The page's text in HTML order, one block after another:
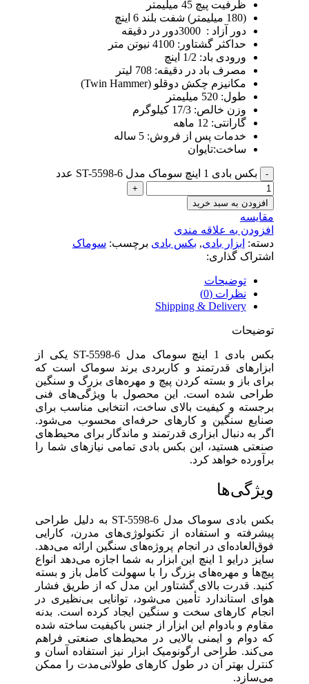
ظرفیت پیچ 45 میلیمتر
(180 میلیمتر) شفت بلند 6 اینچ
دور آزاد : 3000دور در دقیقه
حداکثر گشتاور: 4100 نیوتن متر
ورودی باد: 1/2 اینچ
مصرف باد در دقیقه: 708 لیتر
مکانیزم چکش دوقلو (Twin Hammer)
طول: 520 میلیمتر
وزن خالص: 17/3 کیلوگرم
گارانتی: 12 ماهه
خدمات پس از فروش: 5 ساله
ساخت:تایوان
بکس بادی 1 اینچ سوماک مدل ST-5598-6 عدد
افزودن به سبد خرید
مقایسه
افزودن به علاقه مندی
دسته: ابزار بادی, بکس بادی برچسب: سوماک
اشتراک گذاری:
توضیحات
نظرات (0)
Shipping & Delivery
توضیحات
بکس بادی 1 اینچ سوماک مدل ST-5598-6 یکی از
ابزارهای قدرتمند و کاربردی برند سوماک است که
برای باز و بسته کردن پیچ و مهره‌های بزرگ و سنگین
طراحی شده است. این محصول با ویژگی‌های فنی
برجسته و کیفیت بالای ساخت، انتخابی مناسب برای
صنایع سنگین و کارهای حرفه‌ای محسوب می‌شود.
اگر به دنبال ابزاری قدرتمند و ماندگار برای محیط‌های
صنعتی هستید، این بکس بادی تمامی نیازهای شما را
برآورده خواهد کرد.
ویژگی‌ها
بکس بادی سوماک مدل ST-5598-6 به دلیل طراحی
پیشرفته و استفاده از تکنولوژی‌های مدرن، کارایی
فوق‌العاده‌ای در انجام پروژه‌های سنگین ارائه می‌دهد.
سایز درایو 1 اینچ این ابزار به شما اجازه می‌دهد انواع
پیچ‌ها و مهره‌های بزرگ را با سهولت کامل باز و بسته
کنید. قدرت بالای گشتاور این مدل که از طریق فشار
هوای استاندارد تأمین می‌شود، توانایی بی‌نظیری در
انجام کارهای سخت و سنگین ایجاد کرده است. بدنه
مقاوم و بادوام این ابزار از جنس باکیفیت ساخته شده
که دوام و ایمنی بالایی در محیط‌های صنعتی فراهم
می‌کند. طراحی ارگونومیک ابزار نیز استفاده آسان و
کنترل بهتر آن در طول کارهای طولانی‌مدت را ممکن
می‌سازد.